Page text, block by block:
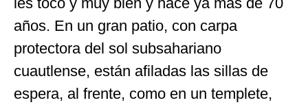
años. En un gran patio, con carpa
protectora del sol subsahariano
cuautlense, están afiladas las sillas de
espera, al frente, como en un templete,